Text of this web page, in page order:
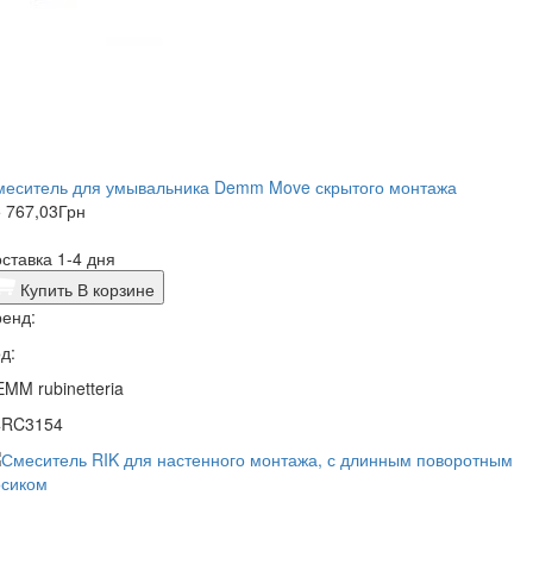
для умывальника Demm Move скрытого монтажа
767,03Грн
1-4 дня
Купить В корзине
rubinetteria